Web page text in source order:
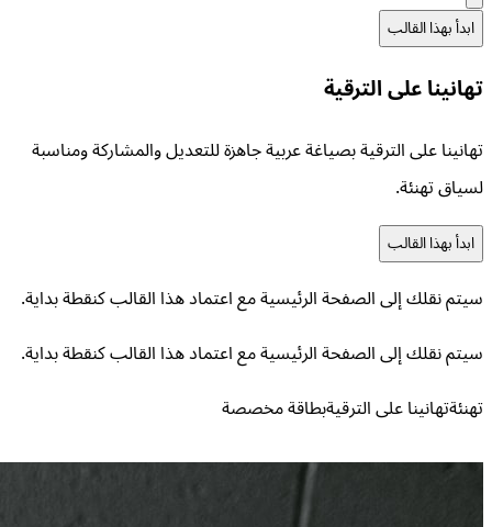
ابدأ بهذا القالب
تهانينا على الترقية
تهانينا على الترقية بصياغة عربية جاهزة للتعديل والمشاركة ومناسبة
لسياق تهنئة.
ابدأ بهذا القالب
سيتم نقلك إلى الصفحة الرئيسية مع اعتماد هذا القالب كنقطة بداية.
سيتم نقلك إلى الصفحة الرئيسية مع اعتماد هذا القالب كنقطة بداية.
تهنئةتهانينا على الترقيةبطاقة مخصصة